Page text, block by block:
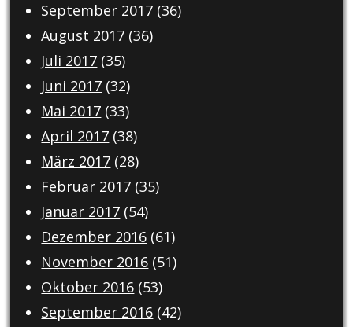
September 2017 (36)
August 2017 (36)
Juli 2017 (35)
Juni 2017 (32)
Mai 2017 (33)
April 2017 (38)
März 2017 (28)
Februar 2017 (35)
Januar 2017 (54)
Dezember 2016 (61)
November 2016 (51)
Oktober 2016 (53)
September 2016 (42)